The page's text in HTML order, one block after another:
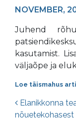
NOVEMBER,
Juhend
kasutamist.
väljaõpe ja
Loe täismahus
Elanikkonna